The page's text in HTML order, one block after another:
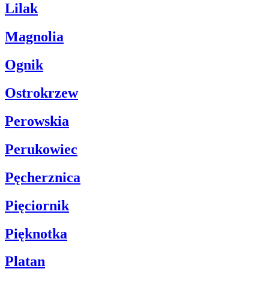
Lilak
Magnolia
Ognik
Ostrokrzew
Perowskia
Perukowiec
Pęcherznica
Pięciornik
Pięknotka
Platan